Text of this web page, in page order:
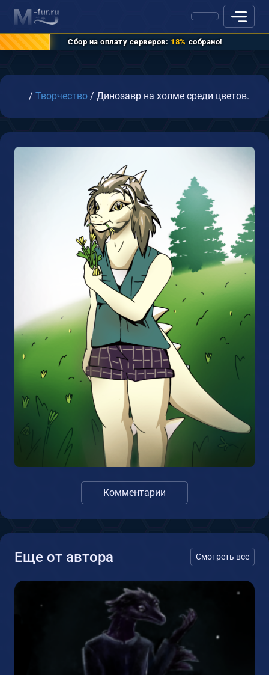
Сбор на оплату серверов: 18% собрано!
Главная
/ Творчество / Динозавр на холме среди цветов.
Комментарии
Еще от автора Смотреть все